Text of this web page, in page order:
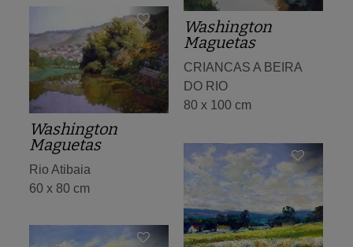
Washington
Maguetas
CRIANCAS A BEIRA
DO RIO
80 x 100 cm
Washington
Maguetas
Rio Atibaia
60 x 80 cm